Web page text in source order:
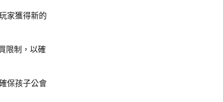
家獲得新的
限制，以確
保孩子公會